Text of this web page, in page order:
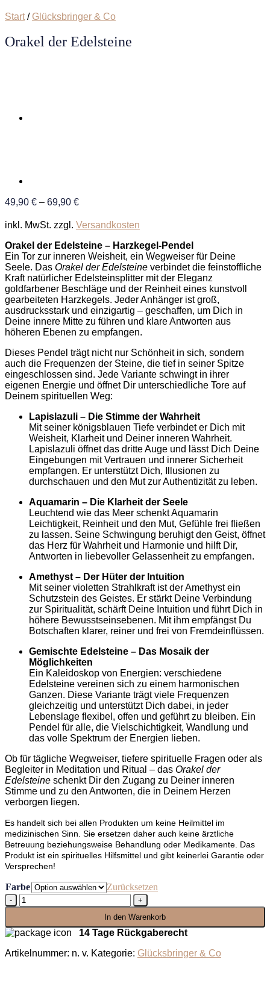
Start / Glücksbringer & Co
Orakel der Edelsteine
49,90 € – 69,90 €
inkl. MwSt. zzgl. Versandkosten
Orakel der Edelsteine – Harzkegel-Pendel
Ein Tor zur inneren Weisheit, ein Wegweiser für Deine
Seele. Das Orakel der Edelsteine verbindet die feinstoffliche
Kraft natürlicher Edelsteinsplitter mit der Eleganz
goldfarbener Beschläge und der Reinheit eines kunstvoll
gearbeiteten Harzkegels. Jeder Anhänger ist groß,
ausdrucksstark und einzigartig – geschaffen, um Dich in
Deine innere Mitte zu führen und klare Antworten aus
höheren Ebenen zu empfangen.
Dieses Pendel trägt nicht nur Schönheit in sich, sondern
auch die Frequenzen der Steine, die tief in seiner Spitze
eingeschlossen sind. Jede Variante schwingt in ihrer
eigenen Energie und öffnet Dir unterschiedliche Tore auf
Deinem spirituellen Weg:
Lapislazuli – Die Stimme der Wahrheit
Mit seiner königsblauen Tiefe verbindet er Dich mit
Weisheit, Klarheit und Deiner inneren Wahrheit.
Lapislazuli öffnet das dritte Auge und lässt Dich Deine
Eingebungen mit Vertrauen und innerer Sicherheit
empfangen. Er unterstützt Dich, Illusionen zu
durchschauen und den Mut zur Authentizität zu leben.
Aquamarin – Die Klarheit der Seele
Leuchtend wie das Meer schenkt Aquamarin
Leichtigkeit, Reinheit und den Mut, Gefühle frei fließen
zu lassen. Seine Schwingung beruhigt den Geist, öffnet
das Herz für Wahrheit und Harmonie und hilft Dir,
Antworten in liebevoller Gelassenheit zu empfangen.
Amethyst – Der Hüter der Intuition
Mit seiner violetten Strahlkraft ist der Amethyst ein
Schutzstein des Geistes. Er stärkt Deine Verbindung
zur Spiritualität, schärft Deine Intuition und führt Dich in
höhere Bewusstseinsebenen. Mit ihm empfängst Du
Botschaften klarer, reiner und frei von Fremdeinflüssen.
Gemischte Edelsteine – Das Mosaik der
Möglichkeiten
Ein Kaleidoskop von Energien: verschiedene
Edelsteine vereinen sich zu einem harmonischen
Ganzen. Diese Variante trägt viele Frequenzen
gleichzeitig und unterstützt Dich dabei, in jeder
Lebenslage flexibel, offen und geführt zu bleiben. Ein
Pendel für alle, die Vielschichtigkeit, Wandlung und
das volle Spektrum der Energien lieben.
Ob für tägliche Wegweiser, tiefere spirituelle Fragen oder als
Begleiter in Meditation und Ritual – das Orakel der
Edelsteine schenkt Dir den Zugang zu Deiner inneren
Stimme und zu den Antworten, die in Deinem Herzen
verborgen liegen.
Es handelt sich bei allen Produkten um keine Heilmittel im
medizinischen Sinn. Sie ersetzen daher auch keine ärztliche
Betreuung beziehungsweise Behandlung oder Medikamente. Das
Produkt ist ein spirituelles Hilfsmittel und gibt keinerlei Garantie oder
Versprechen!
Farbe
Zurücksetzen
Orakel
der
Menge
In den Warenkorb
14 Tage Rückgaberecht
Artikelnummer: n. v. Kategorie: Glücksbringer & Co